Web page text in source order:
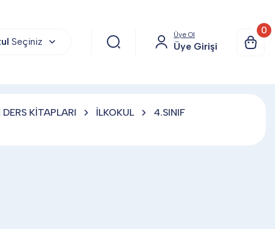
Seçiniz
Üye Ol
Üye Girişi
0
KİTAPLARI İLKOKUL
4.SINIF